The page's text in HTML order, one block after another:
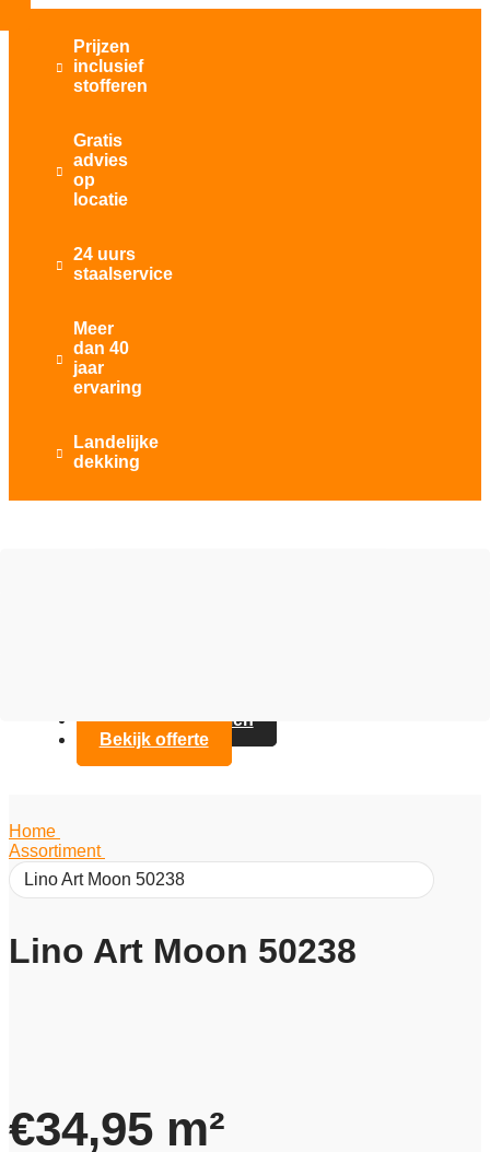

Prijzen
inclusief
stofferen

Gratis
advies
op
locatie

24 uurs
staalservice

Meer
dan 40
jaar
ervaring

Landelijke
dekking
Contact opnemen
Bekijk offerte
Home
Assortiment
Lino Art Moon 50238
Lino Art Moon 50238
€34,95 m²